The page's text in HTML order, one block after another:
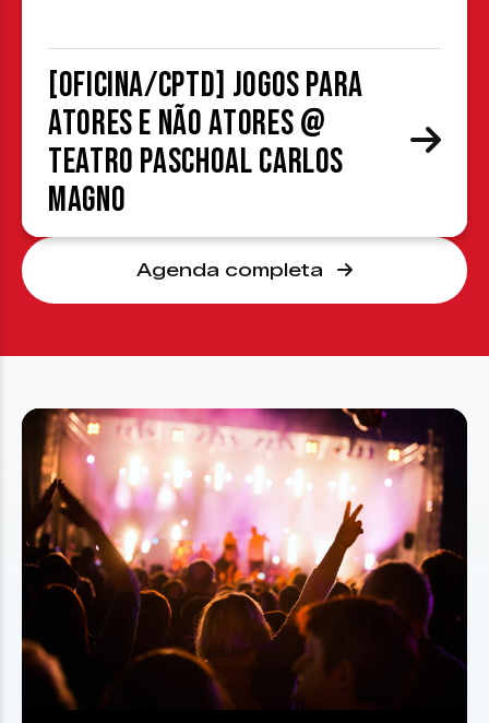
[OFICINA/CPTD] Jogos para
atores e não atores @
Teatro Paschoal Carlos
Magno
Agenda completa